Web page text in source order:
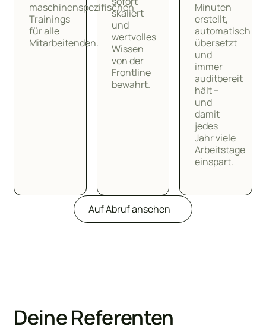
maschinenspezifischen
Trainings
für alle
Mitarbeitenden.
skaliert
und
wertvolles
Wissen
von der
Frontline
bewahrt.
Minuten
erstellt,
automatisch
übersetzt
und
immer
auditbereit
hält –
und
damit
jedes
Jahr viele
Arbeitstage
einspart.
Auf Abruf ansehen
Deine Referenten